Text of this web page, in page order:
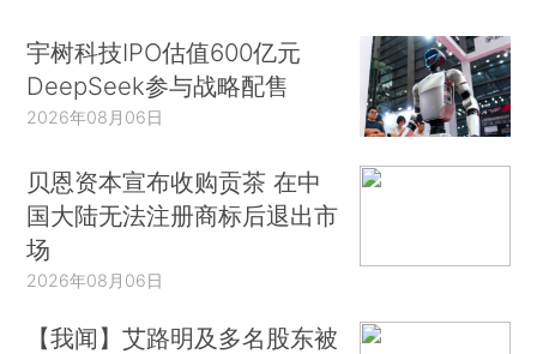
宇树科技IPO估值600亿元
DeepSeek参与战略配售
2026年08月06日
贝恩资本宣布收购贡茶 在中
国大陆无法注册商标后退出市
场
2026年08月06日
【我闻】艾路明及多名股东被